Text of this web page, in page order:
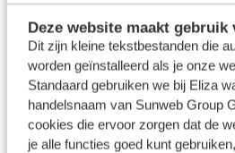
Deze website maakt gebruik
Dit zijn kleine tekstbestanden die
worden geïnstalleerd als je onze
Standaard gebruiken we bij Eliza
handelsnaam van Sunweb Group
cookies die ervoor zorgen dat de
je alle functies goed kunt
Sardinië: luxe
mooiste locaties
DitItaliaanse eilandstaat bekend
natuur, witte zandstranden en